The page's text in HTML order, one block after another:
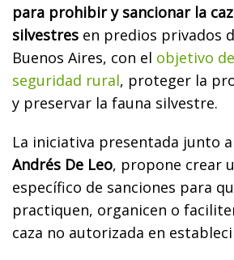
para prohibir y sancionar la
silvestres en predios privados
Buenos Aires, con el objetivo
seguridad rural, proteger la
y preservar la fauna silvestre.
La iniciativa presentada junto
Andrés De Leo, propone crear
específico de sanciones para
practiquen, organicen o
caza no autorizada en